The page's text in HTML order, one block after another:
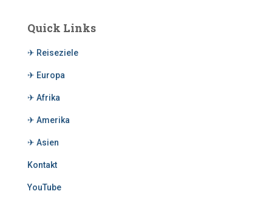
Quick Links
✈ Reiseziele
✈ Europa
✈ Afrika
✈ Amerika
✈ Asien
Kontakt
YouTube